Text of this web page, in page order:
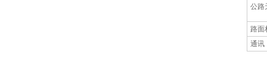
公路
路面
通讯